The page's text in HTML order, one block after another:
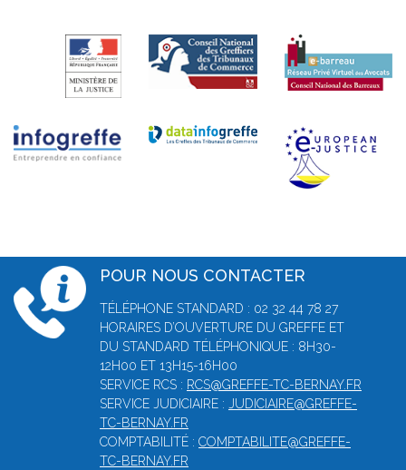
POUR NOUS CONTACTER
TÉLÉPHONE STANDARD : 02 32 44 78 27
HORAIRES D’OUVERTURE DU GREFFE ET
DU STANDARD TÉLÉPHONIQUE : 8H30-
12H00 ET 13H15-16H00
SERVICE RCS : RCS@GREFFE-TC-BERNAY.FR
SERVICE JUDICIAIRE : JUDICIAIRE@GREFFE-
TC-BERNAY.FR
COMPTABILITÉ : COMPTABILITE@GREFFE-
TC-BERNAY.FR